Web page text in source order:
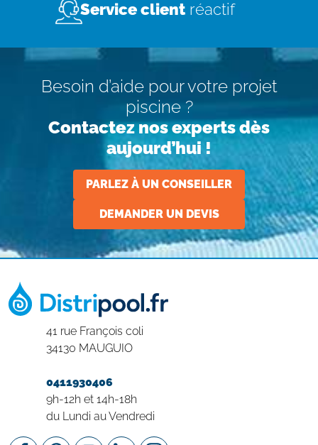
Service client réactif
Besoin d’aide pour votre projet
piscine ?
Contactez nos experts dès
aujourd’hui !
PARLEZ À UN CONSEILLER
DEMANDER UN DEVIS
41 rue François coli
34130 MAUGUIO
0411930406
9h-12h et 14h-18h
du Lundi au Vendredi